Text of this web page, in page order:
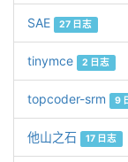
SAE 27 日志
tinymce 2 日志
topcoder-srm 9
他山之石 17 日志